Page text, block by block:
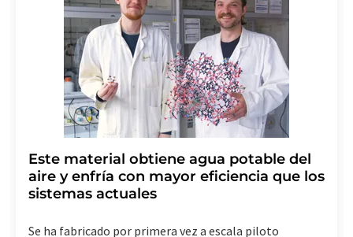
Este material obtiene agua potable del
aire y enfría con mayor eficiencia que los
sistemas actuales
Se ha fabricado por primera vez a escala piloto